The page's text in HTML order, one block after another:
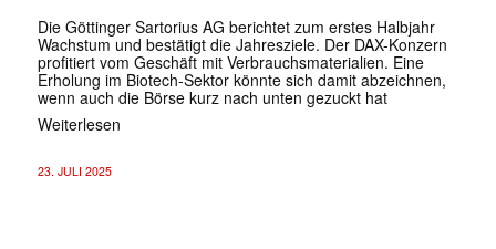
Die Göttinger Sartorius AG berichtet zum erstes Halbjahr
Wachstum und bestätigt die Jahresziele. Der DAX-Konzern
profitiert vom Geschäft mit Verbrauchsmaterialien. Eine
Erholung im Biotech-Sektor könnte sich damit abzeichnen,
wenn auch die Börse kurz nach unten gezuckt hat
Weiterlesen
23. JULI 2025